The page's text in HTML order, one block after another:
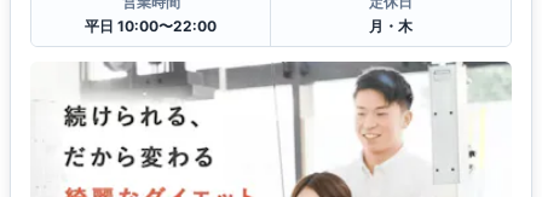
平日 10:00〜22:00
月・木